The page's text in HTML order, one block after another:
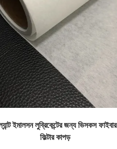
ইমালসন লুব্রিকেন্টের জন্য ভিসকস ফাইবার
ফিল্টার কাপড়